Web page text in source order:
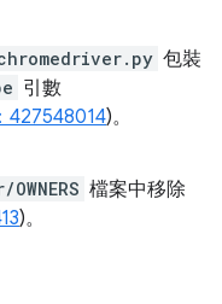
包裝
引數
427548014)。
檔案中移除
)。